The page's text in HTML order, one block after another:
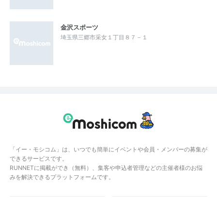
金沢スポーツ
埼玉県三郷市采女１丁目８７－１
「イー・モシコム」は、いつでも簡単にイベントや会員・メンバーの募集が
できるサービスです。
RUNNETに掲載ができ（無料）、集客や申込者管理などの主催者様のお悩
みを解決できるプラットフォームです。